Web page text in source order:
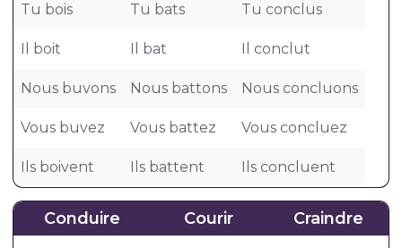
Tu bois Tu bats Tu conclus
Il boit Il bat Il conclut
Nous buvons Nous battons Nous concluons
Vous buvez Vous battez Vous concluez
Ils boivent Ils battent Ils concluent
Conduire Courir Craindre